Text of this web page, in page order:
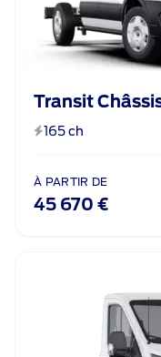
Transit
165 ch
À PARTIR DE
45 670 €